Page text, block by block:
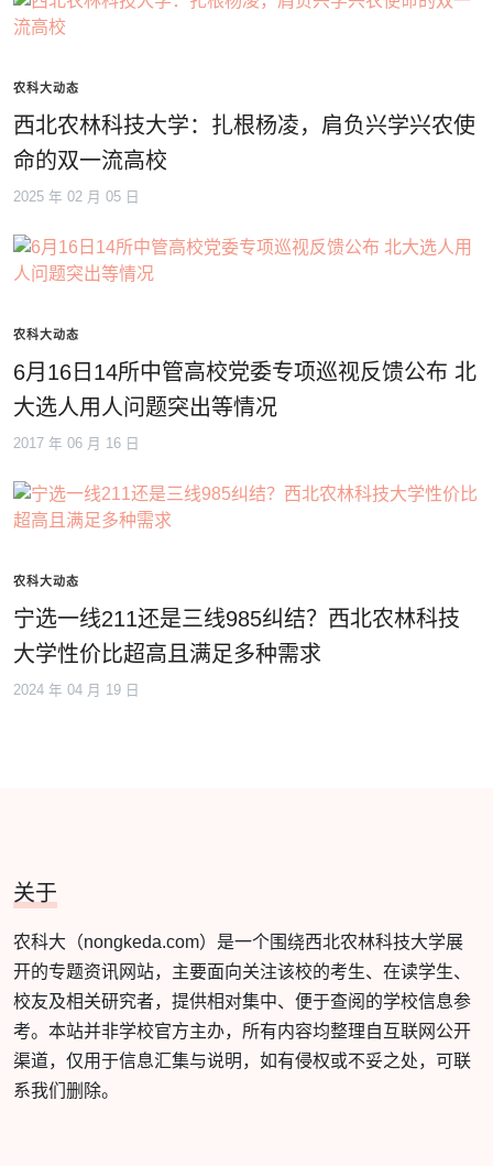
农科大动态
西北农林科技大学：扎根杨凌，肩负兴学兴农使
命的双一流高校
2025 年 02 月 05 日
农科大动态
6月16日14所中管高校党委专项巡视反馈公布 北
大选人用人问题突出等情况
2017 年 06 月 16 日
农科大动态
宁选一线211还是三线985纠结？西北农林科技
大学性价比超⾼且满⾜多种需求
2024 年 04 月 19 日
关于
农科大（nongkeda.com）是一个围绕西北农林科技大学展
开的专题资讯网站，主要面向关注该校的考生、在读学生、
校友及相关研究者，提供相对集中、便于查阅的学校信息参
考。本站并非学校官方主办，所有内容均整理自互联网公开
渠道，仅用于信息汇集与说明，如有侵权或不妥之处，可联
系我们删除。